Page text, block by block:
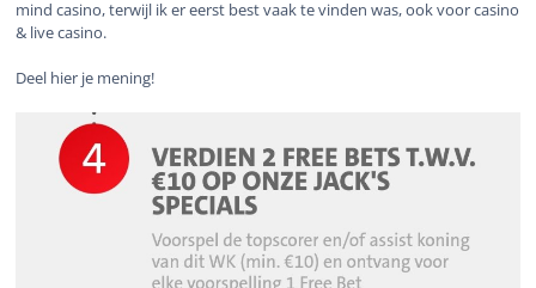
mind casino, terwijl ik er eerst best vaak te vinden was, ook voor casino
& live casino.
Deel hier je mening!